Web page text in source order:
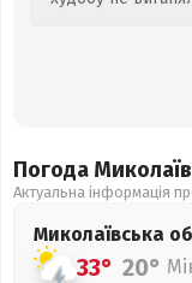
Погода
Актуальна інформація
Миколаївська
33° 20°